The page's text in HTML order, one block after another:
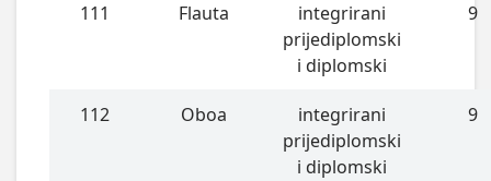
111 Flauta
integrirani
prijediplomski
i diplomski
9
112 Oboa
integrirani
prijediplomski
i diplomski
9